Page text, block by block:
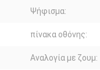
Ψήφισμα:
πίνακα οθόνης:
Αναλογία με ζουμ: